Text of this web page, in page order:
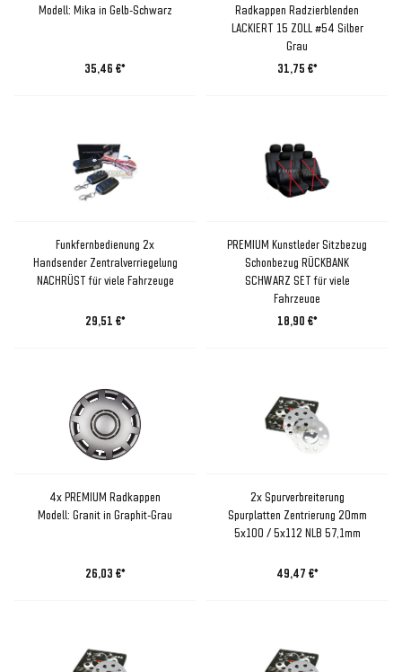
Modell: Mika in Gelb-Schwarz
35,46 €*
Radkappen Radzierblenden
LACKIERT 15 ZOLL #54 Silber
Grau
31,75 €*
Funkfernbedienung 2x
Handsender Zentralverriegelung
NACHRÜST für viele Fahrzeuge
29,51 €*
PREMIUM Kunstleder Sitzbezug
Schonbezug RÜCKBANK
SCHWARZ SET für viele
Fahrzeuge
18,90 €*
4x PREMIUM Radkappen
Modell: Granit in Graphit-Grau
26,03 €*
2x Spurverbreiterung
Spurplatten Zentrierung 20mm
5x100 / 5x112 NLB 57,1mm
49,47 €*